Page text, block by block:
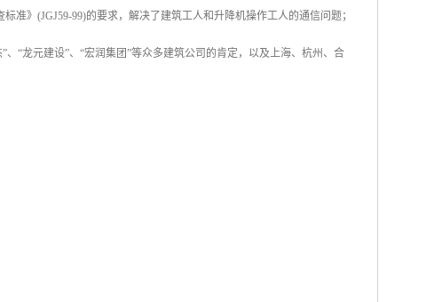
准》(JGJ59-99)的要求，解决了建筑工人和升降机操作工人的通信问题；
“龙元建设”、“宏润集团”等众多建筑公司的肯定，以及上海、杭州、合